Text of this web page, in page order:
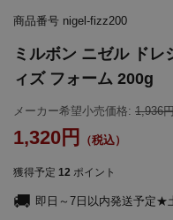
商品番号 nigel-fizz200
ミルボン ニゼル ド
ィズ フォーム 200g
メーカー希望小売価格: 1,936
1,320
獲得予定 12 ポイント
即日～7日以内発送予定★